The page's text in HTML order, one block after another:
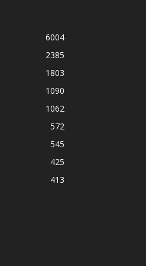
6004
2385
1803
1090
1062
572
545
425
413